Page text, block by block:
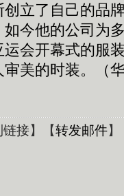
立了自己的品
今他的公司为
会开幕式的服
美的时装。（
链接】【转发邮件】